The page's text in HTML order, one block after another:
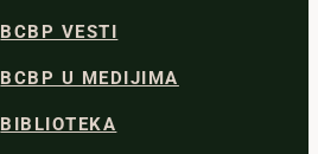
BCBP VESTI
BCBP U MEDIJIMA
BIBLIOTEKA